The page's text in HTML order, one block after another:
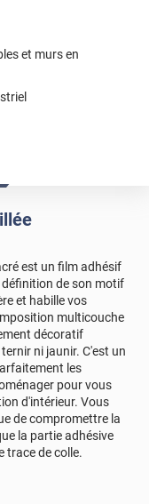
et murs en
est un film adhésif
de son motif
et habille vos
multicouche
décoratif
ni jaunir. C'est un
les
pour vous
d'intérieur. Vous
de compromettre la
la partie adhésive
trace de colle.